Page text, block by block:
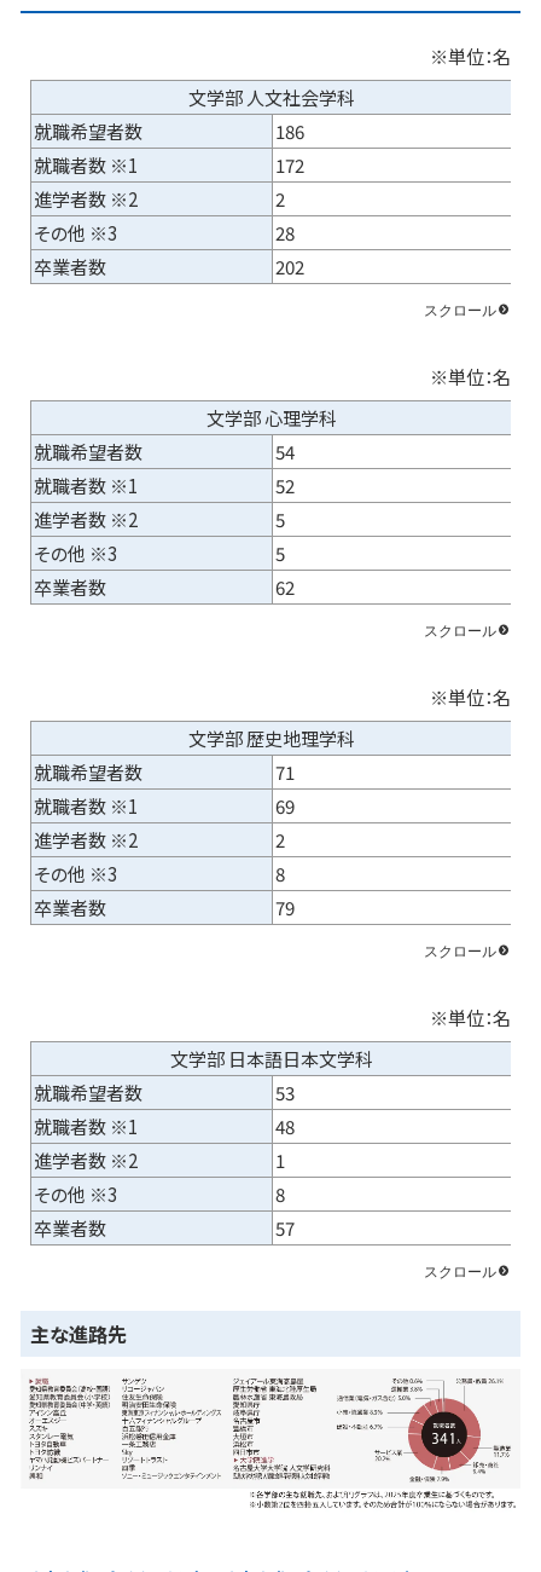
※単位：名
文学部 人文社会学科
就職希望者数
186
就職者数 ※1
172
進学者数 ※2
2
その他 ※3
28
卒業者数
202
※単位：名
文学部 心理学科
就職希望者数
54
就職者数 ※1
52
進学者数 ※2
5
その他 ※3
5
卒業者数
62
※単位：名
文学部 歴史地理学科
就職希望者数
71
就職者数 ※1
69
進学者数 ※2
2
その他 ※3
8
卒業者数
79
※単位：名
文学部 日本語日本文学科
就職希望者数
53
就職者数 ※1
48
進学者数 ※2
1
その他 ※3
8
卒業者数
57
主な進路先